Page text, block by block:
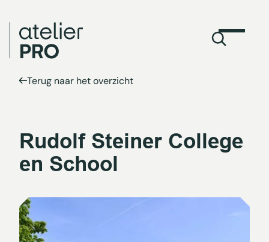
Terug naar het overzicht
Rudolf Steiner College
en School